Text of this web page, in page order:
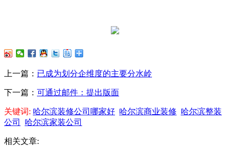
上一篇： 已成为划分企维度的主要分水岭
下一篇： 可通过邮件：提出版面
关键词: 哈尔滨装修公司哪家好 哈尔滨商业装修 哈尔滨整装
公司
哈尔滨家装公司
相关文章: